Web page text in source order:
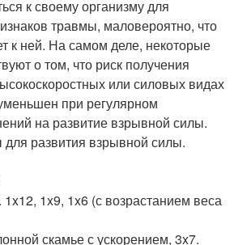
к своему организму для
травмы, маловероятно, что
к ней. На самом деле, некоторые
о том, что риск получения
или силовых видах
при регулярном
на развитие взрывной силы.
развития взрывной силы.
1x9, 1x6 (с возрастанием веса
скамье с ускорением, 3x7.